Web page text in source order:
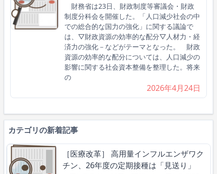
財務省は23日、財政制度等審議会・財政
制度分科会を開催した。「人口減少社会の中
での総合的な国力の強化」に関する議論で
は、▽財政資源の効率的な配分▽人材力・経
済力の強化－などがテーマとなった。 財政
資源の効率的な配分については、人口減少の
影響に関する社会資本整備を整理した。将来
の
2026年4月24日
カテゴリの新着記事
［医療改革］ 高用量インフルエンザワク
チン、26年度の定期接種は「見送り」